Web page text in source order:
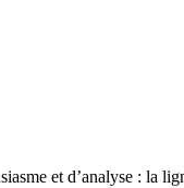
et d’analyse : la